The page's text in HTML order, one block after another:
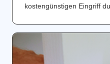
kostengünstigen Eingriff